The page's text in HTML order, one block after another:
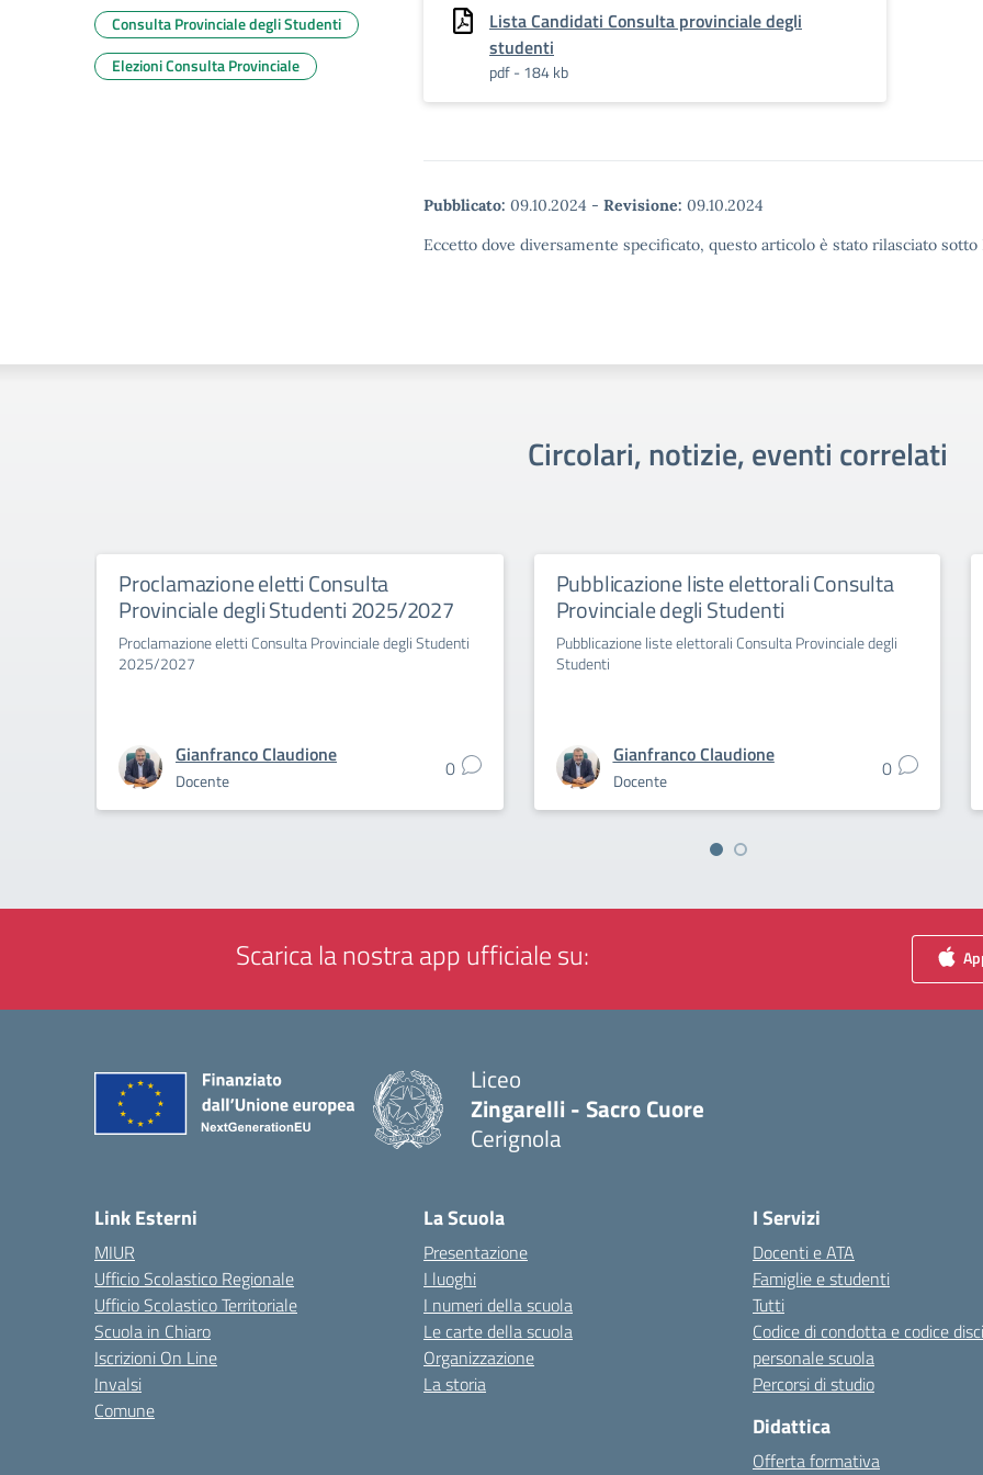
Lista Candidati Consulta provinciale degli
studenti
pdf - 184 kb
Pubblicato: 09.10.2024 - Revisione: 09.10.2024
Eccetto dove diversamente specificato, questo articolo è stato rilasciato
Consulta Provinciale degli Studenti
Elezioni Consulta Provinciale
Circolari, notizie, eventi correlati
Proclamazione eletti Consulta
Provinciale degli Studenti 2025/2027
Proclamazione eletti Consulta Provinciale degli Studenti
2025/2027
Gianfranco Claudione
Docente 0
Pubblicazione liste elettorali Consulta
Provinciale degli Studenti
Pubblicazione liste elettorali Consulta Provinciale degli
Studenti
Gianfranco Claudione
Docente 0
Scarica la nostra app ufficiale su:
Liceo
Zingarelli - Sacro Cuore
Cerignola
Link Esterni
MIUR
Ufficio Scolastico Regionale
Ufficio Scolastico Territoriale
Scuola in Chiaro
Iscrizioni On Line
Invalsi
Comune
La Scuola
Presentazione
I luoghi
I numeri della scuola
Le carte della scuola
Organizzazione
La storia
I Servizi
Docenti e ATA
Famiglie e studenti
Tutti
Codice di condotta e codice
personale scuola
Percorsi di studio
Didattica
Offerta formativa